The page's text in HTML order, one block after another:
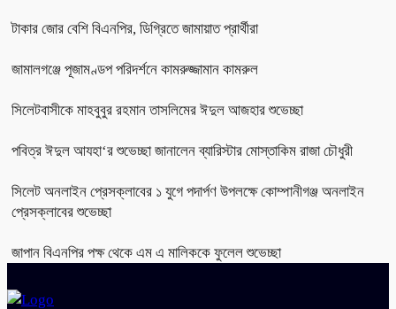
টাকার জোর বেশি বিএনপির, ডিগ্রিতে জামায়াত প্রার্থীরা
জামালগঞ্জে পূজামণ্ডপ পরিদর্শনে কামরুজ্জামান কামরুল
সিলেটবাসীকে মাহবুবুর রহমান তাসলিমের ঈদুল আজহার শুভেচ্ছা
পবিত্র ঈদুল আযহা‘র শুভেচ্ছা জানালেন ব্যারিস্টার মোস্তাকিম রাজা চৌধুরী
সিলেট অনলাইন প্রেসক্লাবের ১ যুগে পদার্পণ উপলক্ষে কোম্পানীগঞ্জ অনলাইন
প্রেসক্লাবের শুভেচ্ছা
জাপান বিএনপির পক্ষ থেকে এম এ মালিককে ফুলেল শুভেচ্ছা